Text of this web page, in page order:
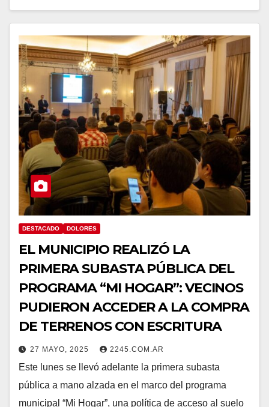
DESTACADO DOLORES
EL MUNICIPIO REALIZÓ LA
PRIMERA SUBASTA PÚBLICA DEL
PROGRAMA “MI HOGAR”: VECINOS
PUDIERON ACCEDER A LA COMPRA
DE TERRENOS CON ESCRITURA
27 MAYO, 2025 2245.COM.AR
Este lunes se llevó adelante la primera subasta
pública a mano alzada en el marco del programa
municipal “Mi Hogar”, una política de acceso al suelo